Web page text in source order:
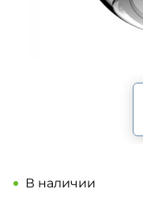
В наличии